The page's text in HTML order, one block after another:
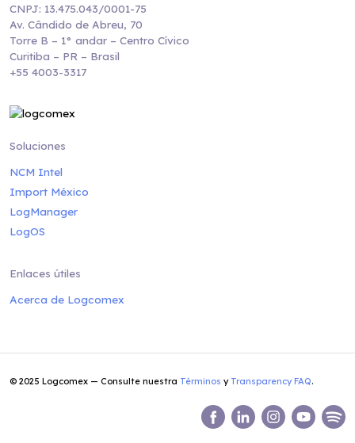
CNPJ: 13.475.043/0001-75
Av. Cândido de Abreu, 70
Torre B – 1° andar – Centro Cívico
Curitiba – PR – Brasil
+55 4003-3317
Soluciones
NCM Intel
Import México
LogManager
LogOS
Enlaces útiles
Acerca de Logcomex
© 2025 Logcomex — Consulte nuestra Términos y Transparency FAQ.